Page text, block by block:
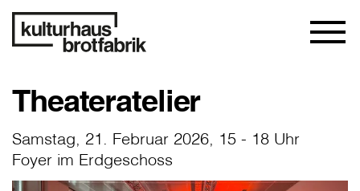
Theateratelier
Samstag, 21. Februar 2026, 15 - 18 Uhr
Foyer im Erdgeschoss